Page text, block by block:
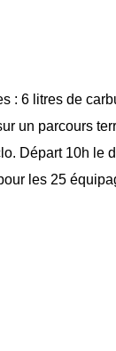
: 6 litres de
un parcours
Départ 10h le
les 25